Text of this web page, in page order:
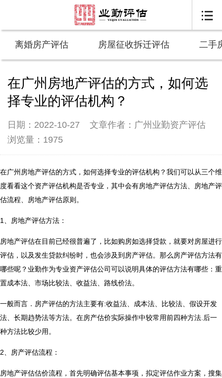

离婚房产评估 房屋征收拆迁评估 二手
在广州房地产评估的方式，如何选
择专业的评估机构？
日期：2022-10-27
文章作者：广州业勤资产评估
浏览量：1975
在广州房地产评估的方式，如何选择专业的评估机构？我们可以从三个维
度看看这个资产评估机构是否专业，其中会有房地产评估方法、房地产评
估流程、房地产评估原则。
1、房地产评估方法：
房地产评估在目前已经很普遍了，比如购房如选择贷款，就要对房屋进行
评估，以及发生贷款纠纷时，也会涉及到房产评估。那么房产评估方法有
哪些呢？业勤作为专业资产评估公司可以说明具体的评估方法有哪些：重
置成本法、市场比较法、收益法、路线价法。
一般而言．房产评估的方法主要有:收益法、成本法、比较法、假设开发
法、长期趋势法等方法。在房产估价实际操作中较常用前四种方法.后一
种方法比较少用。
2、房产评估流程：
房地产评估估价流程，首先明确评估基本事项，拟定评估作业方案，搜集